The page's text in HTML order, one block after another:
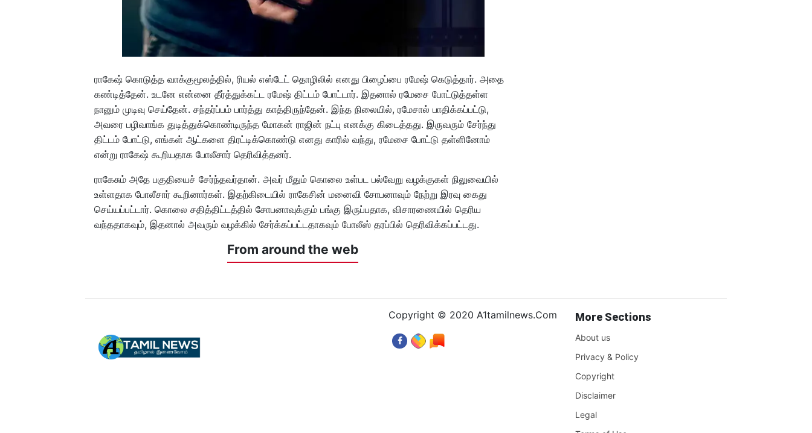
ராகேஷ் கொடுத்த வாக்குமூலத்தில், ரியல் எஸ்டேட் தொழிலில் எனது பிழைப்பை ரமேஷ் கெடுத்தார். அதை
கண்டித்தேன். உடனே என்னை தீர்த்துக்கட்ட ரமேஷ் திட்டம் போட்டார். இதனால் ரமேசை போட்டுத்தள்ள
நானும் முடிவு செய்தேன். சந்தர்ப்பம் பார்த்து காத்திருந்தேன். இந்த நிலையில், ரமேசால் பாதிக்கப்பட்டு,
அவரை பழிவாங்க துடித்துக்கொண்டிருந்த மோகன் ராஜின் நட்பு எனக்கு கிடைத்தது. இருவரும் சேர்ந்து
திட்டம் போட்டு, எங்கள் ஆட்களை திரட்டிக்கொண்டு எனது காரில் வந்து, ரமேசை போட்டு தள்ளினோம்
என்று ராகேஷ் கூறியதாக போலீசார் தெரிவித்தனர்.
ராகேசும் அதே பகுதியைச் சேர்ந்தவர்தான். அவர் மீதும் கொலை உள்பட பல்வேறு வழக்குகள் நிலுவையில்
உள்ளதாக போலீசார் கூறினார்கள். இதற்கிடையில் ராகேசின் மனைவி சோபனாவும் நேற்று இரவு கைது
செய்யப்பட்டார். கொலை சதித்திட்டத்தில் சோபனாவுக்கும் பங்கு இருப்பதாக, விசாரணையில் தெரிய
வந்ததாகவும், இதனால் அவரும் வழக்கில் சேர்க்கப்பட்டதாகவும் போலீஸ் தரப்பில் தெரிவிக்கப்பட்டது.
From around the web
Copyright © 2020 A1tamilnews.Com More Sections
About us
Privacy & Policy
Copyright
Disclaimer
Legal